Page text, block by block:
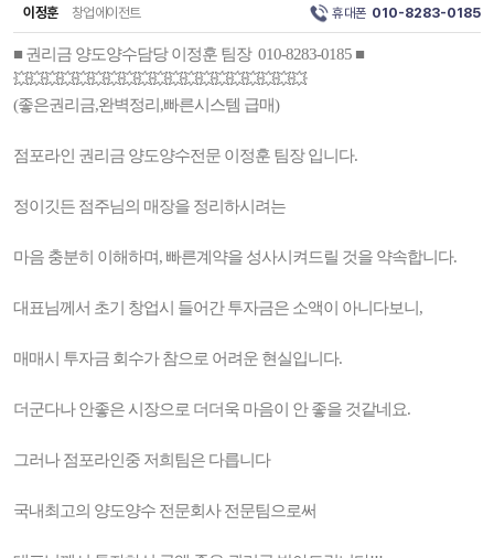
이정훈 창업에이전트 휴대폰 010-8283-0185
■ 권리금 양도양수담당 이정훈 팀장 010-8283-0185 ■
💥💥💥💥💥💥💥💥💥💥💥💥💥💥💥💥💥💥💥
(좋은권리금,완벽정리,빠른시스템 급매)
점포라인 권리금 양도양수전문 이정훈 팀장 입니다.
정이깃든 점주님의 매장을 정리하시려는
마음 충분히 이해하며, 빠른계약을 성사시켜드릴 것을 약속합니다.
대표님께서 초기 창업시 들어간 투자금은 소액이 아니다보니,
매매시 투자금 회수가 참으로 어려운 현실입니다.
더군다나 안좋은 시장으로 더더욱 마음이 안 좋을 것같네요.
그러나 점포라인중 저희팀은 다릅니다
국내최고의 양도양수 전문회사 전문팀으로써